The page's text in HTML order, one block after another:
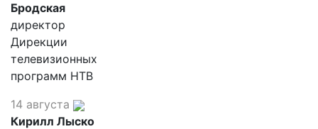
Бродская
директор
Дирекции
телевизионных
программ НТВ
14 августа
Кирилл Лыско